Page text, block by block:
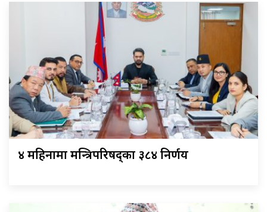
४ महिनामा मन्त्रिपरिषद्का ३८४ निर्णय